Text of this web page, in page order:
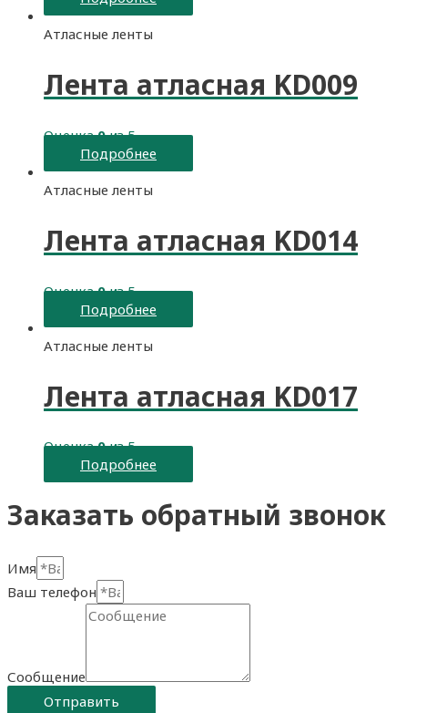
Атласные ленты
Лента атласная KD009
Оценка0из 5
Подробнее
Атласные ленты
Лента атласная KD014
Оценка0из 5
Подробнее
Атласные ленты
Лента атласная KD017
Оценка0из 5
Подробнее
Заказать обратный звонок
Имя
Ваш телефон
Сообщение
Отправить